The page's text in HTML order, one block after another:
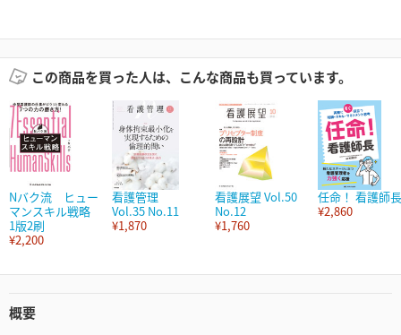
この商品を買った人は、こんな商品も買っています。
Nバク流 ヒュー
マンスキル戦略
1版2刷
¥2,200
看護管理
Vol.35 No.11
¥1,870
看護展望 Vol.50
No.12
¥1,760
任命！ 看護師長
¥2,860
概要